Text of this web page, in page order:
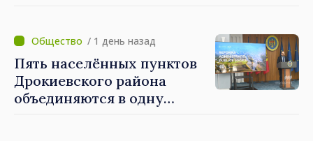
дезинформации: «Мы
станем ориентиром для
построения более
сильного и устойчивого
/ 1 день назад
Пять населённых пунктов
Дрокиевского района
объединяются в одну